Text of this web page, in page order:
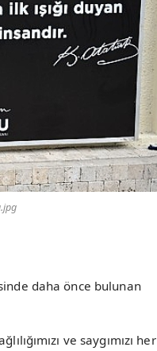
daha önce bulunan
ve saygımızı her